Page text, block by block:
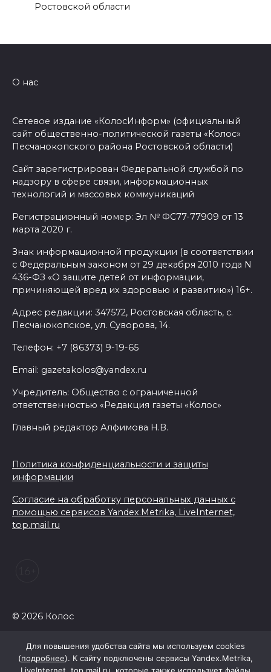
Ростовской области
О нас
Сетевое издание «КолосИнформ» (официальный
сайт общественно-политической газеты «Колос»
Песчанокопского района Ростовской области)
Сайт зарегистрирован Федеральной службой по
надзору в сфере связи, информационных
технологий и массовых коммуникаций
Регистрационный номер: Эл № ФС77-77909 от 13
марта 2020 г.
Знак информационной продукции (в соответствии
с Федеральным законом от 29 декабря 2010 года N
436-ФЗ «О защите детей от информации,
причиняющей вред их здоровью и развитию») 16+.
Адрес редакции: 347572, Ростовская область, с.
Песчанокопское, ул. Суворова, 14.
Телефон: +7 (86373) 9-19-65
Email: gazetakolos@yandex.ru
Учредитель: Общество с ограниченной
ответственностью «Редакция газеты «Колос»
Главный редактор Алфимова Н.В.
Политика конфиденциальности и защиты
информации
Согласие на обработку персональных данных с
помощью сервисов Yandex.Metrika, LiveInternet,
top.mail.ru
© 2026 Колос
Для повышения удобства сайта мы используем cookies
(подробнее). К сайту подключены сервисы Yandex.Metrika,